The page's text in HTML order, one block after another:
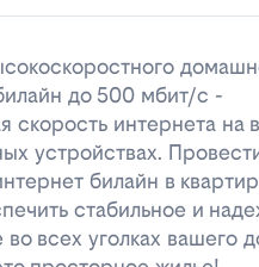
до 500 мбит/с -
скорость интернета на
устройствах.
билайн в
стабильное и
всех уголках вашего